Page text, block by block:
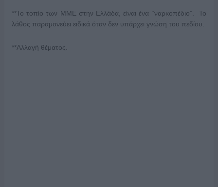
**Το τοπίο των ΜΜΕ στην Ελλάδα, είναι ένα “ναρκοπέδιο”. Το
λάθος παραμονεύει ειδικά όταν δεν υπάρχει γνώση του πεδίου.
**Αλλαγή θέματος.